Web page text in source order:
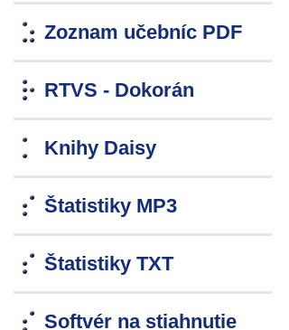
Zoznam učebníc PDF
RTVS - Dokorán
Knihy Daisy
Štatistiky MP3
Štatistiky TXT
Softvér na stiahnutie